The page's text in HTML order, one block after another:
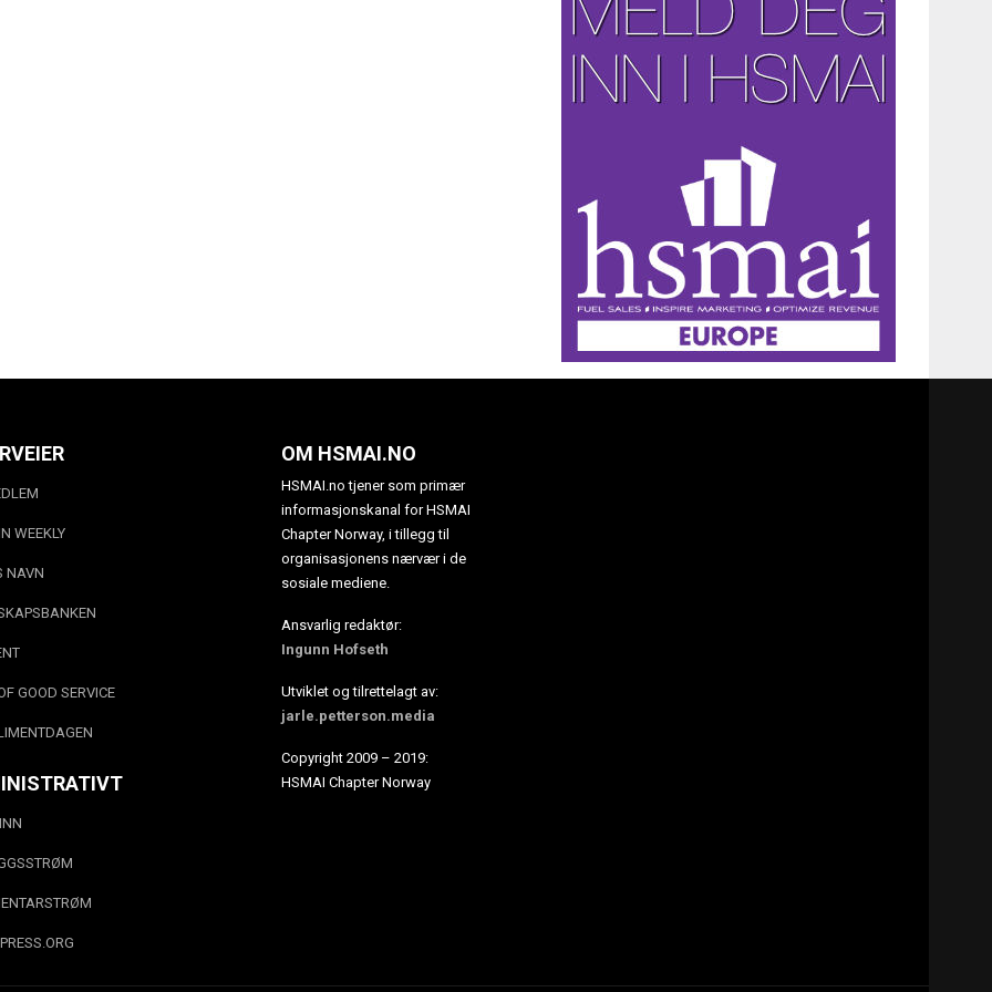
WEEKLY
NAVN
GOOD SERVICE
OM HSMAI.NO
HSMAI.no tjener som primær
informasjonskanal for HSMAI
Chapter Norway, i tillegg til
organisasjonens nærvær i de
sosiale mediene.
Ansvarlig redaktør:
Ingunn Hofseth
Utviklet og tilrettelagt av:
jarle.petterson.media
Copyright 2009 – 2019:
HSMAI Chapter Norway